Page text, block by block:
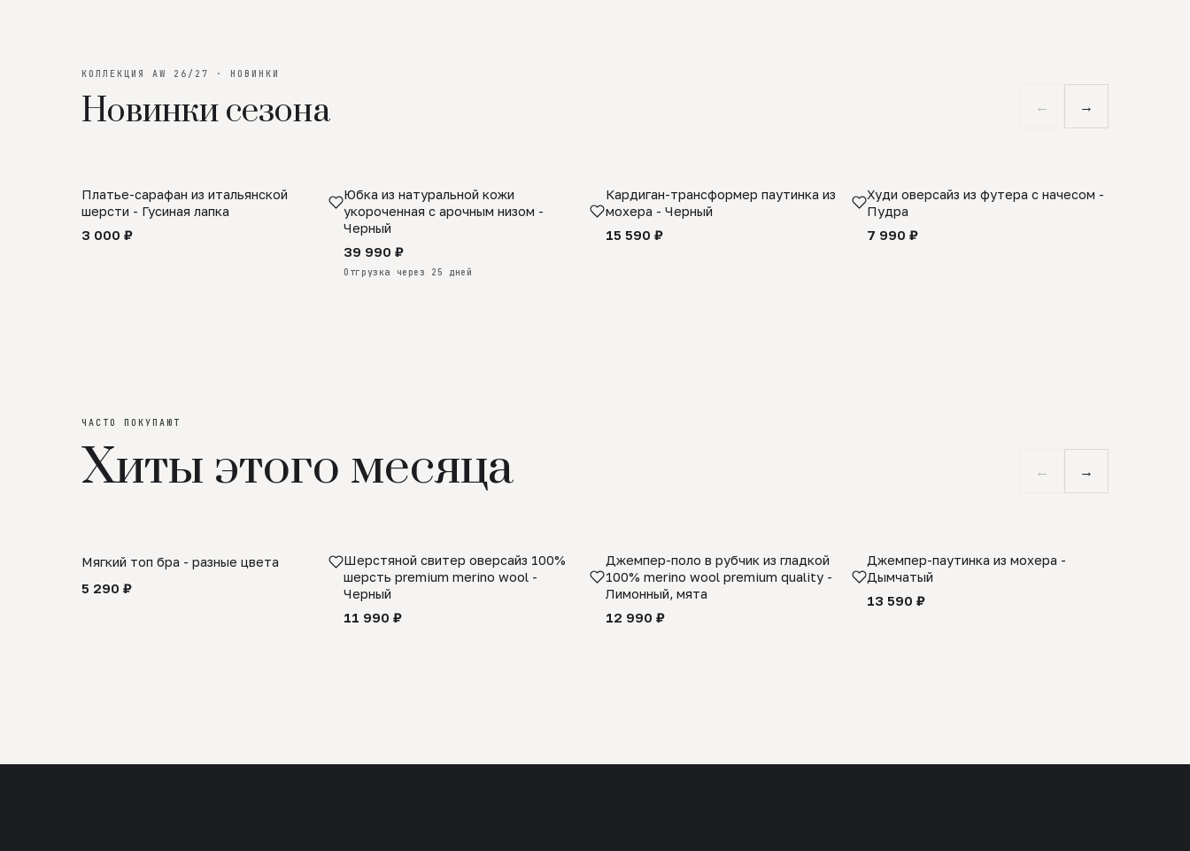
КОЛЛЕКЦИЯ AW 26/27 · НОВИНКИ
Новинки сезона ← →
SALE
Платье-сарафан из итальянской
шерсти - Гусиная лапка
3 000 ₽
ПРЕДЗАКАЗ
Юбка из натуральной кожи
укороченная с арочным низом -
Черный
39 990 ₽
Отгрузка через 25 дней
Кардиган-трансформер паутинка из
мохера - Черный
15 590 ₽
Худи оверсайз из футера с начесом -
Пудра
7 990 ₽
ЧАСТО ПОКУПАЮТ
Хиты этого месяца ← →
Мягкий топ бра - разные цвета
5 290 ₽
Шерстяной свитер оверсайз 100%
шерсть premium merino wool -
Черный
11 990 ₽
Джемпер-поло в рубчик из гладкой
100% merino wool premium quality -
Лимонный, мята
12 990 ₽
Джемпер-паутинка из мохера -
Дымчатый
13 590 ₽